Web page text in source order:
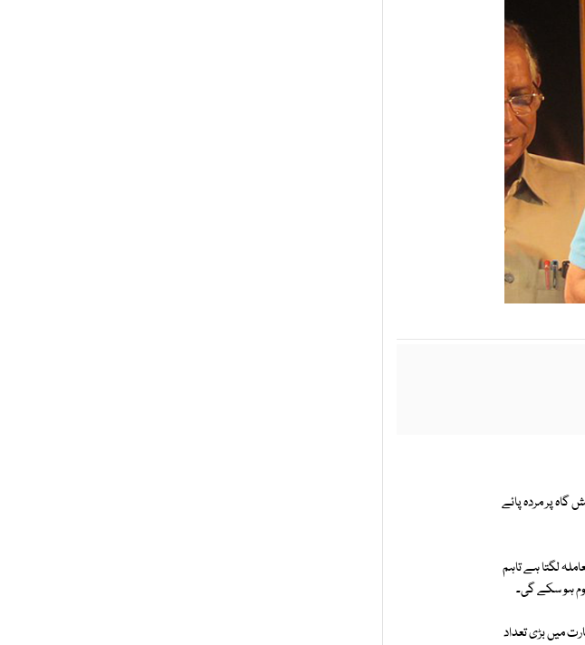
گاہ پر مردہ پائے
لگتا ہے تاہم
ہو سکے گی۔
میں اداکاری کی ہے، بھارت میں بڑی تعداد